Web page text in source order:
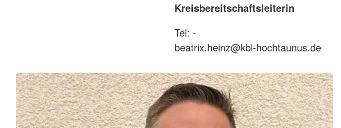
Kreisbereitschaftsleiterin
Tel: -
beatrix.heinz@kbl-hochtaunus.de